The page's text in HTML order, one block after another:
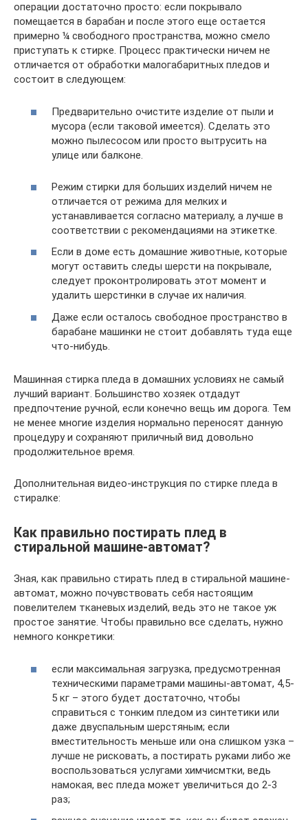
операции достаточно просто: если покрывало
помещается в барабан и после этого еще остается
примерно ¼ свободного пространства, можно смело
приступать к стирке. Процесс практически ничем не
отличается от обработки малогабаритных пледов и
состоит в следующем:
Предварительно очистите изделие от пыли и
мусора (если таковой имеется). Сделать это
можно пылесосом или просто вытрусить на
улице или балконе.
Режим стирки для больших изделий ничем не
отличается от режима для мелких и
устанавливается согласно материалу, а лучше в
соответствии с рекомендациями на этикетке.
Если в доме есть домашние животные, которые
могут оставить следы шерсти на покрывале,
следует проконтролировать этот момент и
удалить шерстинки в случае их наличия.
Даже если осталось свободное пространство в
барабане машинки не стоит добавлять туда еще
что-нибудь.
Машинная стирка пледа в домашних условиях не самый
лучший вариант. Большинство хозяек отдадут
предпочтение ручной, если конечно вещь им дорога. Тем
не менее многие изделия нормально переносят данную
процедуру и сохраняют приличный вид довольно
продолжительное время.
Дополнительная видео-инструкция по стирке пледа в
стиралке:
Как правильно постирать плед в
стиральной машине-автомат?
Зная, как правильно стирать плед в стиральной машине-
автомат, можно почувствовать себя настоящим
повелителем тканевых изделий, ведь это не такое уж
простое занятие. Чтобы правильно все сделать, нужно
немного конкретики:
если максимальная загрузка, предусмотренная
техническими параметрами машины-автомат, 4,5-
5 кг – этого будет достаточно, чтобы
справиться с тонким пледом из синтетики или
даже двуспальным шерстяным; если
вместительность меньше или она слишком узка –
лучше не рисковать, а постирать руками либо же
воспользоваться услугами химчисмтки, ведь
намокая, вес пледа может увеличиться до 2-3
раз;